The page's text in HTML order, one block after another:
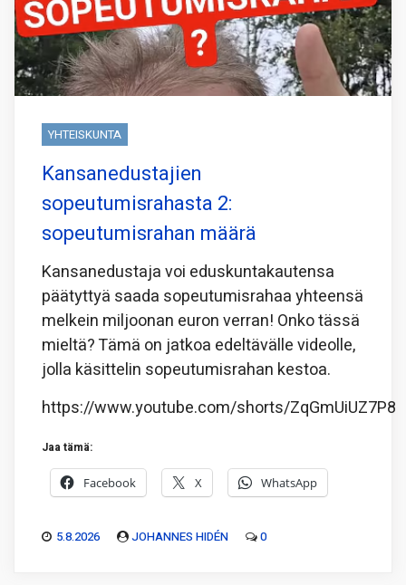
YHTEISKUNTA
Kansanedustajien
sopeutumisrahasta 2:
sopeutumisrahan määrä
Kansanedustaja voi eduskuntakautensa
päätyttyä saada sopeutumisrahaa yhteensä
melkein miljoonan euron verran! Onko tässä
mieltä? Tämä on jatkoa edeltävälle videolle,
jolla käsittelin sopeutumisrahan kestoa.
https://www.youtube.com/shorts/ZqGmUiUZ7P8
Jaa tämä:
Facebook X WhatsApp
5.8.2026 JOHANNES HIDÉN 0